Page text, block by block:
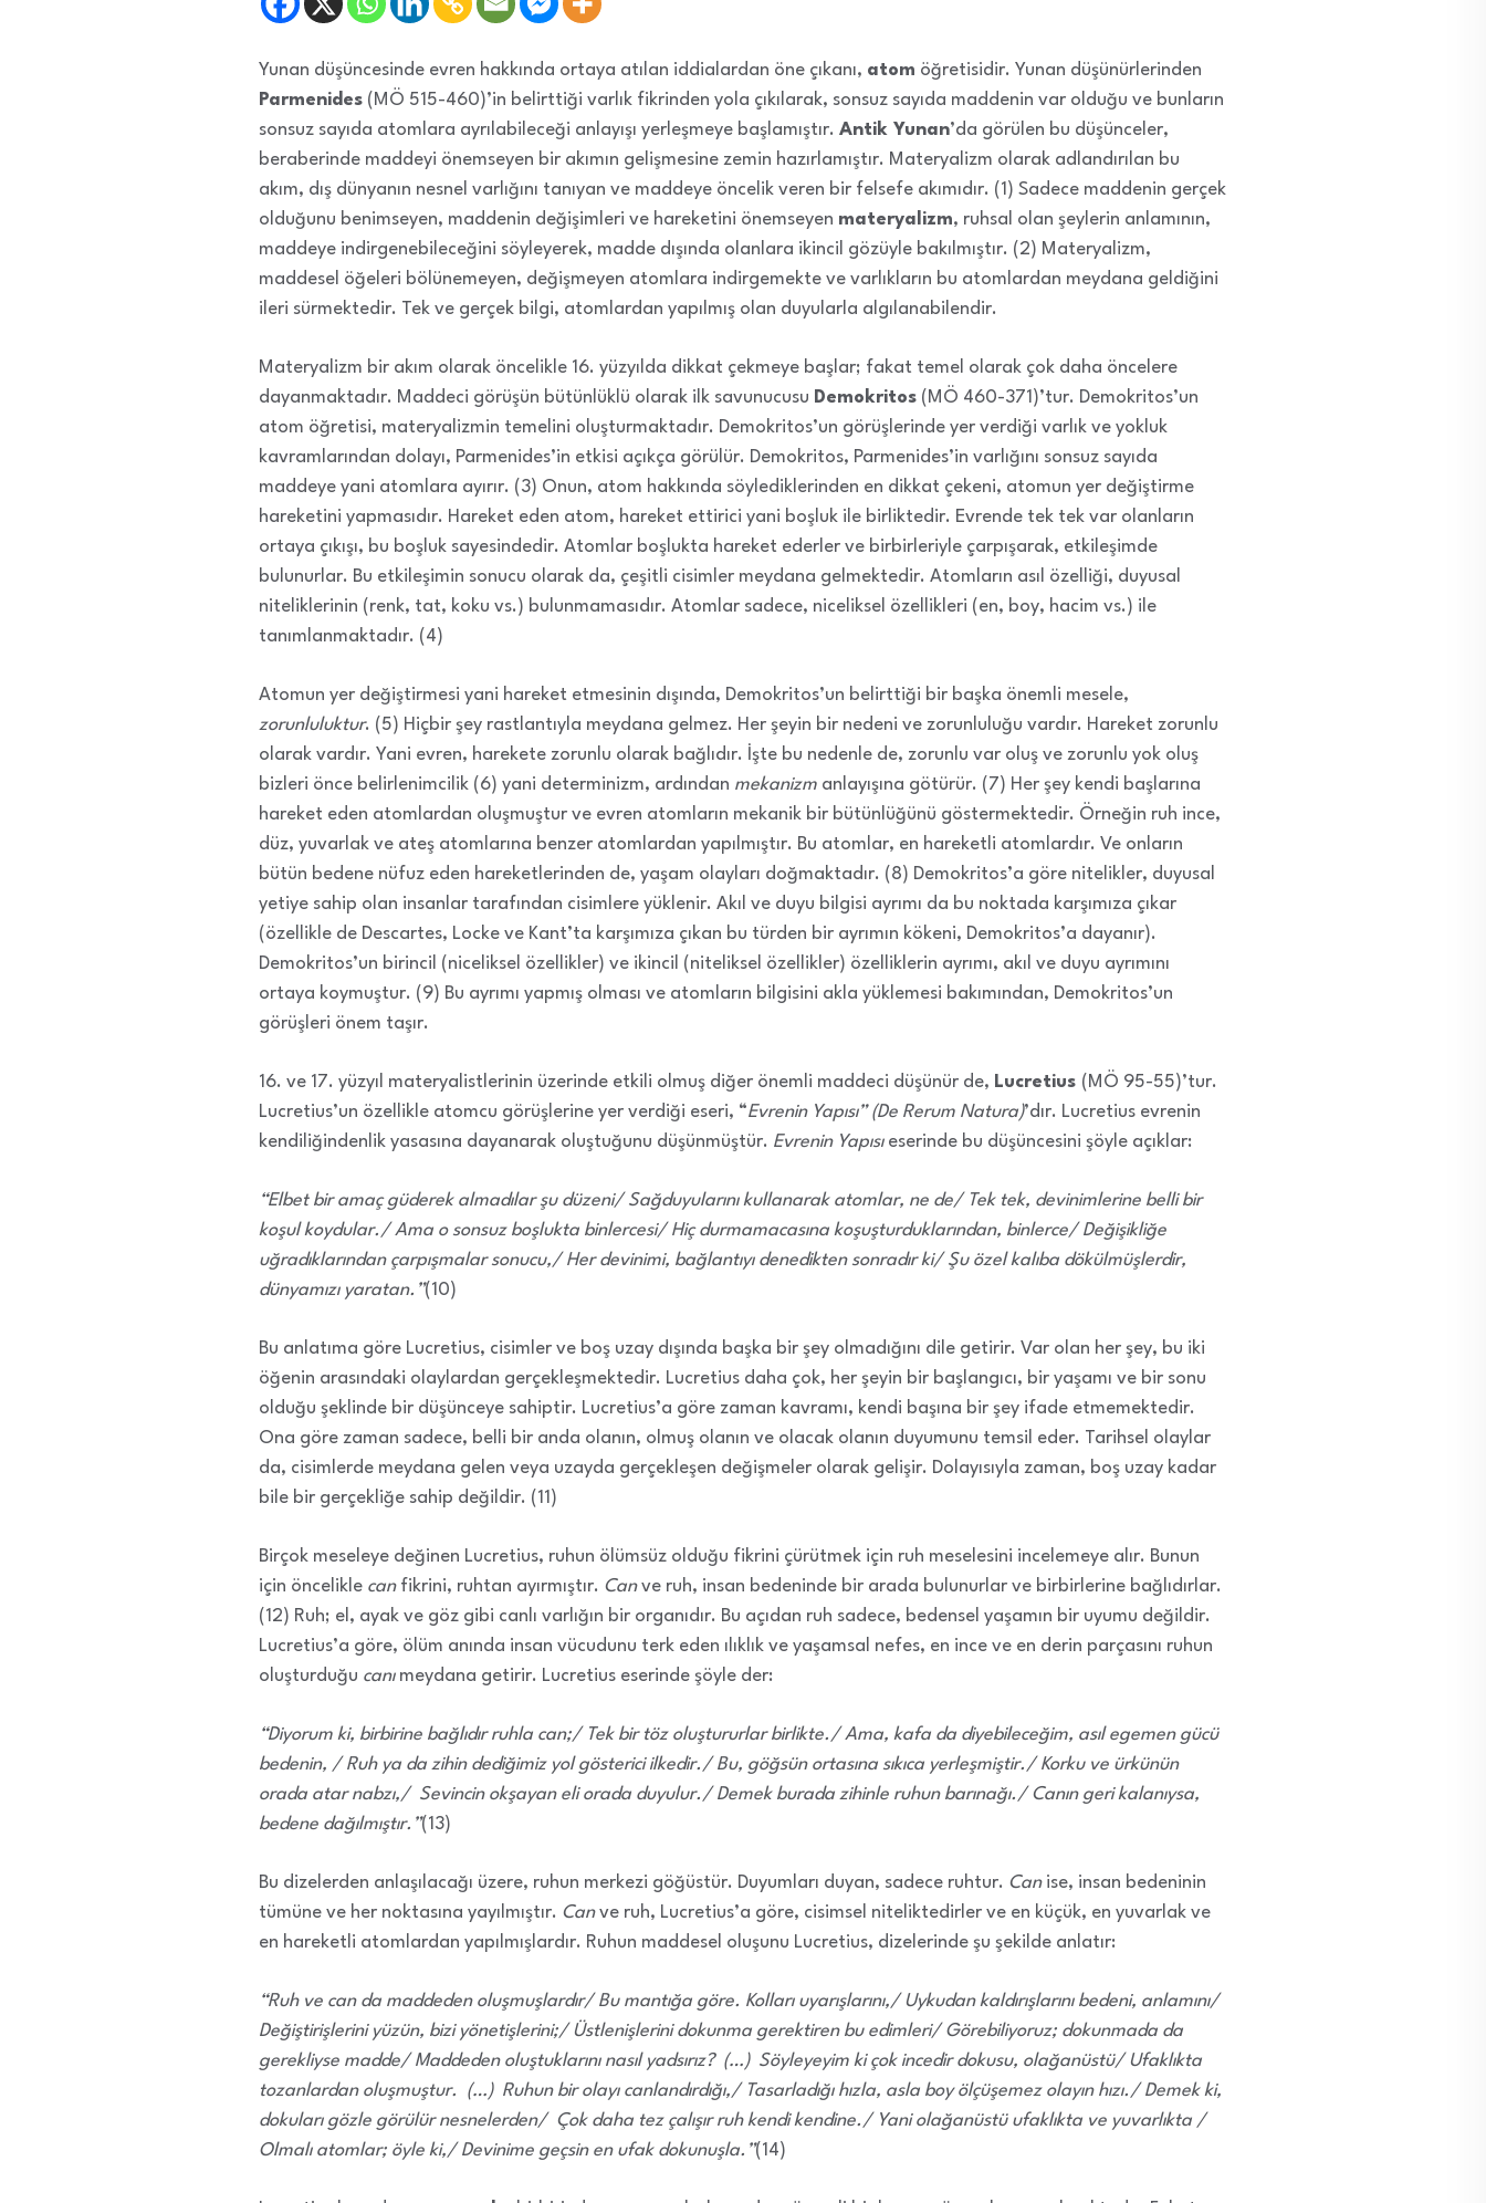
Yunan düşüncesinde evren hakkında ortaya atılan iddialardan öne çıkanı, atom öğretisidir. Yunan düşünürlerinden
Parmenides (MÖ 515-460)’in belirttiği varlık fikrinden yola çıkılarak, sonsuz sayıda maddenin var olduğu ve bunların
sonsuz sayıda atomlara ayrılabileceği anlayışı yerleşmeye başlamıştır. Antik Yunan’da görülen bu düşünceler,
beraberinde maddeyi önemseyen bir akımın gelişmesine zemin hazırlamıştır. Materyalizm olarak adlandırılan bu
akım, dış dünyanın nesnel varlığını tanıyan ve maddeye öncelik veren bir felsefe akımıdır. (1) Sadece maddenin gerçek
olduğunu benimseyen, maddenin değişimleri ve hareketini önemseyen materyalizm, ruhsal olan şeylerin anlamının,
maddeye indirgenebileceğini söyleyerek, madde dışında olanlara ikincil gözüyle bakılmıştır. (2) Materyalizm,
maddesel öğeleri bölünemeyen, değişmeyen atomlara indirgemekte ve varlıkların bu atomlardan meydana geldiğini
ileri sürmektedir. Tek ve gerçek bilgi, atomlardan yapılmış olan duyularla algılanabilendir.
Materyalizm bir akım olarak öncelikle 16. yüzyılda dikkat çekmeye başlar; fakat temel olarak çok daha öncelere
dayanmaktadır. Maddeci görüşün bütünlüklü olarak ilk savunucusu Demokritos (MÖ 460-371)’tur. Demokritos’un
atom öğretisi, materyalizmin temelini oluşturmaktadır. Demokritos’un görüşlerinde yer verdiği varlık ve yokluk
kavramlarından dolayı, Parmenides’in etkisi açıkça görülür. Demokritos, Parmenides’in varlığını sonsuz sayıda
maddeye yani atomlara ayırır. (3) Onun, atom hakkında söylediklerinden en dikkat çekeni, atomun yer değiştirme
hareketini yapmasıdır. Hareket eden atom, hareket ettirici yani boşluk ile birliktedir. Evrende tek tek var olanların
ortaya çıkışı, bu boşluk sayesindedir. Atomlar boşlukta hareket ederler ve birbirleriyle çarpışarak, etkileşimde
bulunurlar. Bu etkileşimin sonucu olarak da, çeşitli cisimler meydana gelmektedir. Atomların asıl özelliği, duyusal
niteliklerinin (renk, tat, koku vs.) bulunmamasıdır. Atomlar sadece, niceliksel özellikleri (en, boy, hacim vs.) ile
tanımlanmaktadır. (4)
Atomun yer değiştirmesi yani hareket etmesinin dışında, Demokritos’un belirttiği bir başka önemli mesele,
zorunluluktur. (5) Hiçbir şey rastlantıyla meydana gelmez. Her şeyin bir nedeni ve zorunluluğu vardır. Hareket zorunlu
olarak vardır. Yani evren, harekete zorunlu olarak bağlıdır. İşte bu nedenle de, zorunlu var oluş ve zorunlu yok oluş
bizleri önce belirlenimcilik (6) yani determinizm, ardından mekanizm anlayışına götürür. (7) Her şey kendi başlarına
hareket eden atomlardan oluşmuştur ve evren atomların mekanik bir bütünlüğünü göstermektedir. Örneğin ruh ince,
düz, yuvarlak ve ateş atomlarına benzer atomlardan yapılmıştır. Bu atomlar, en hareketli atomlardır. Ve onların
bütün bedene nüfuz eden hareketlerinden de, yaşam olayları doğmaktadır. (8) Demokritos’a göre nitelikler, duyusal
yetiye sahip olan insanlar tarafından cisimlere yüklenir. Akıl ve duyu bilgisi ayrımı da bu noktada karşımıza çıkar
(özellikle de Descartes, Locke ve Kant’ta karşımıza çıkan bu türden bir ayrımın kökeni, Demokritos’a dayanır).
Demokritos’un birincil (niceliksel özellikler) ve ikincil (niteliksel özellikler) özelliklerin ayrımı, akıl ve duyu ayrımını
ortaya koymuştur. (9) Bu ayrımı yapmış olması ve atomların bilgisini akla yüklemesi bakımından, Demokritos’un
görüşleri önem taşır.
16. ve 17. yüzyıl materyalistlerinin üzerinde etkili olmuş diğer önemli maddeci düşünür de, Lucretius (MÖ 95-55)’tur.
Lucretius’un özellikle atomcu görüşlerine yer verdiği eseri, “Evrenin Yapısı” (De Rerum Natura)’dır. Lucretius evrenin
kendiliğindenlik yasasına dayanarak oluştuğunu düşünmüştür. Evrenin Yapısıeserinde bu düşüncesini şöyle açıklar:
“Elbet bir amaç güderek almadılar şu düzeni/ Sağduyularını kullanarak atomlar, ne de/ Tek tek, devinimlerine belli bir
koşul koydular./ Ama o sonsuz boşlukta binlercesi/ Hiç durmamacasına koşuşturduklarından, binlerce/ Değişikliğe
uğradıklarından çarpışmalar sonucu,/ Her devinimi, bağlantıyı denedikten sonradır ki/ Şu özel kalıba dökülmüşlerdir,
dünyamızı yaratan.”(10)
Bu anlatıma göre Lucretius, cisimler ve boş uzay dışında başka bir şey olmadığını dile getirir. Var olan her şey, bu iki
öğenin arasındaki olaylardan gerçekleşmektedir. Lucretius daha çok, her şeyin bir başlangıcı, bir yaşamı ve bir sonu
olduğu şeklinde bir düşünceye sahiptir. Lucretius’a göre zaman kavramı, kendi başına bir şey ifade etmemektedir.
Ona göre zaman sadece, belli bir anda olanın, olmuş olanın ve olacak olanın duyumunu temsil eder. Tarihsel olaylar
da, cisimlerde meydana gelen veya uzayda gerçekleşen değişmeler olarak gelişir. Dolayısıyla zaman, boş uzay kadar
bile bir gerçekliğe sahip değildir. (11)
Birçok meseleye değinen Lucretius, ruhun ölümsüz olduğu fikrini çürütmek için ruh meselesini incelemeye alır. Bunun
için öncelikle canfikrini, ruhtan ayırmıştır. Canve ruh, insan bedeninde bir arada bulunurlar ve birbirlerine bağlıdırlar.
(12) Ruh; el, ayak ve göz gibi canlı varlığın bir organıdır. Bu açıdan ruh sadece, bedensel yaşamın bir uyumu değildir.
Lucretius’a göre, ölüm anında insan vücudunu terk eden ılıklık ve yaşamsal nefes, en ince ve en derin parçasını ruhun
oluşturduğu canımeydana getirir. Lucretius eserinde şöyle der:
“Diyorum ki, birbirine bağlıdır ruhla can;/ Tek bir töz oluştururlar birlikte./ Ama, kafa da diyebileceğim, asıl egemen gücü
bedenin, / Ruh ya da zihin dediğimiz yol gösterici ilkedir./ Bu, göğsün ortasına sıkıca yerleşmiştir./ Korku ve ürkünün
orada atar nabzı,/ Sevincin okşayan eli orada duyulur./ Demek burada zihinle ruhun barınağı./ Canın geri kalanıysa,
bedene dağılmıştır.”(13)
Bu dizelerden anlaşılacağı üzere, ruhun merkezi göğüstür. Duyumları duyan, sadece ruhtur. Can ise, insan bedeninin
tümüne ve her noktasına yayılmıştır. Canve ruh, Lucretius’a göre, cisimsel niteliktedirler ve en küçük, en yuvarlak ve
en hareketli atomlardan yapılmışlardır. Ruhun maddesel oluşunu Lucretius, dizelerinde şu şekilde anlatır:
“Ruh ve can da maddeden oluşmuşlardır/ Bu mantığa göre. Kolları uyarışlarını,/ Uykudan kaldırışlarını bedeni, anlamını/
Değiştirişlerini yüzün, bizi yönetişlerini;/ Üstlenişlerini dokunma gerektiren bu edimleri/ Görebiliyoruz; dokunmada da
gerekliyse madde/ Maddeden oluştuklarını nasıl yadsırız? (…) Söyleyeyim ki çok incedir dokusu, olağanüstü/ Ufaklıkta
tozanlardan oluşmuştur. (…) Ruhun bir olayı canlandırdığı,/ Tasarladığı hızla, asla boy ölçüşemez olayın hızı./ Demek ki,
dokuları gözle görülür nesnelerden/ Çok daha tez çalışır ruh kendi kendine./ Yani olağanüstü ufaklıkta ve yuvarlıkta /
Olmalı atomlar; öyle ki,/ Devinime geçsin en ufak dokunuşla.”(14)